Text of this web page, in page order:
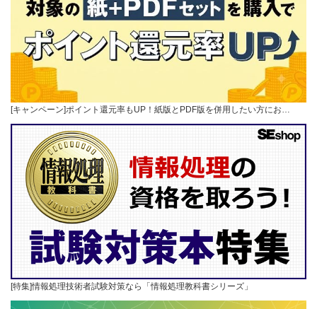
[キャンペーン]ポイント還元率もUP！紙版とPDF版を併用したい方にお…
[特集]情報処理技術者試験対策なら「情報処理教科書シリーズ」